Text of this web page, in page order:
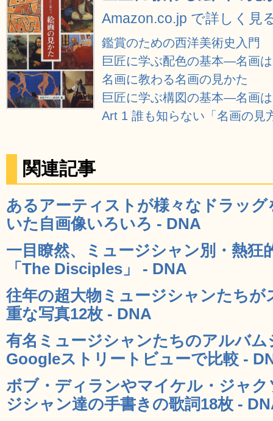
Amazon.co.jp で詳しく見
鑑賞のための西洋美術史入門
巨匠に学ぶ配色の基本―名画
名画に教わる名画の見かた
巨匠に学ぶ構図の基本―名画
Art 1 誰も知らない「名画の見
関連記事
あるアーティストが様々なドラッ
いた自画像いろいろ - DNA
一目瞭然、ミュージシャン別・熱狂
「The Disciples」 - DNA
往年の超大物ミュージシャンたち
重な写真12枚 - DNA
有名ミュージシャンたちのアルバ
Googleストリートビューで比較 -
ボブ・ディランやマイケル・ジャ
ジシャン達の手書きの歌詞18枚 -